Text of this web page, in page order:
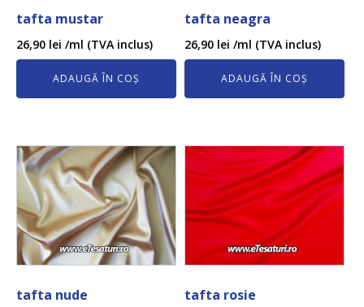
tafta mustar
26,90 lei /ml (TVA inclus)
ADAUGĂ ÎN COȘ
tafta neagra
26,90 lei /ml (TVA inclus)
ADAUGĂ ÎN COȘ
tafta nude tafta rosie